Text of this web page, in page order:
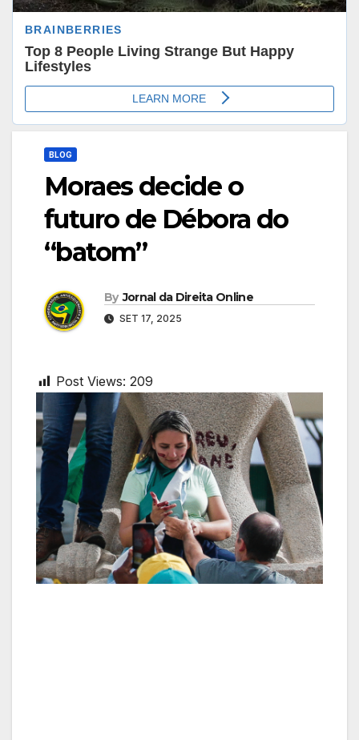
BLOG
Moraes decide o
futuro de Débora do
“batom”
By Jornal da Direita Online
SET 17, 2025
Post Views: 209